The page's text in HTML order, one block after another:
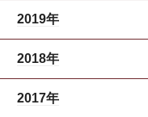
2019年
2018年
2017年